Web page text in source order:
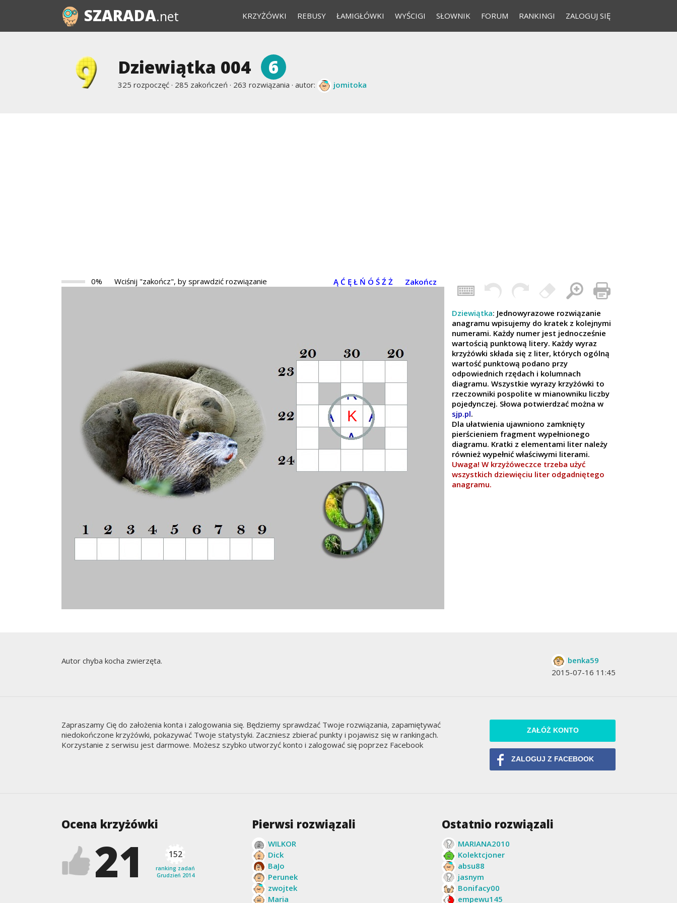
KRZYŻÓWKI REBUSY ŁAMIGŁÓWKI WYŚCIGI SŁOWNIK FORUM RANKINGI ZALOGUJ SIĘ
SZARADA.net
Dziewiątka 004 6
325 rozpoczęć · 285 zakończeń · 263 rozwiązania · autor: jomitoka
Zakończ
Wciśnij "zakończ", by sprawdzić rozwiązanie Ą Ć Ę Ł Ń Ó Ś Ź Ż
0%
K
Dziewiątka: Jednowyrazowe rozwiązanie
anagramu wpisujemy do kratek z kolejnymi
numerami. Każdy numer jest jednocześnie
wartością punktową litery. Każdy wyraz
krzyżówki składa się z liter, których ogólną
wartość punktową podano przy
odpowiednich rzędach i kolumnach
diagramu. Wszystkie wyrazy krzyżówki to
rzeczowniki pospolite w mianowniku liczby
pojedynczej. Słowa potwierdzać można w
sjp.pl.
Dla ułatwienia ujawniono zamknięty
pierścieniem fragment wypełnionego
diagramu. Kratki z elementami liter należy
również wypełnić właściwymi literami.
Uwaga! W krzyżóweczce trzeba użyć
wszystkich dziewięciu liter odgadniętego
anagramu.
benka59
2015-07-16 11:45
Autor chyba kocha zwierzęta.
ZAŁÓŻ KONTO
ZALOGUJ Z FACEBOOK
Zapraszamy Cię do założenia konta i zalogowania się. Będziemy sprawdzać Twoje rozwiązania, zapamiętywać
niedokończone krzyżówki, pokazywać Twoje statystyki. Zaczniesz zbierać punkty i pojawisz się w rankingach.
Korzystanie z serwisu jest darmowe. Możesz szybko utworzyć konto i zalogować się poprzez Facebook
Ocena krzyżówki
21 152
ranking zadań
Grudzień 2014
Pierwsi rozwiązali
WILKOR
Dick
BaJo
Perunek
zwojtek
Maria
Ostatnio rozwiązali
MARIANA2010
Kolektcjoner
absu88
jasnym
Bonifacy00
empewu145